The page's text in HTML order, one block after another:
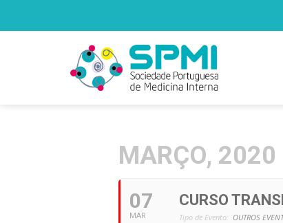
MARÇO, 2020
07
MAR
CURSO
Tipo de Evento: OUTROS